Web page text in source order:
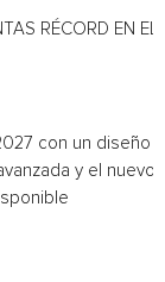
RÉCORD EN EL
con un diseño
y el nuevo